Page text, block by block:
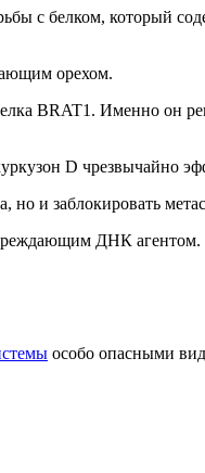
с белком, который
орехом.
BRAT1. Именно
D чрезвычайно
но и заблокировать
ДНК агентом.
особо опасными